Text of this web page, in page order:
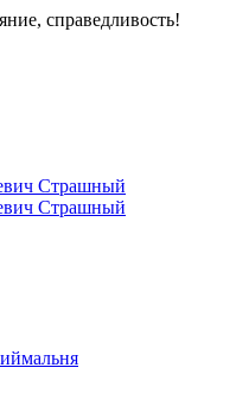
справедливость!
Страшный
Страшный